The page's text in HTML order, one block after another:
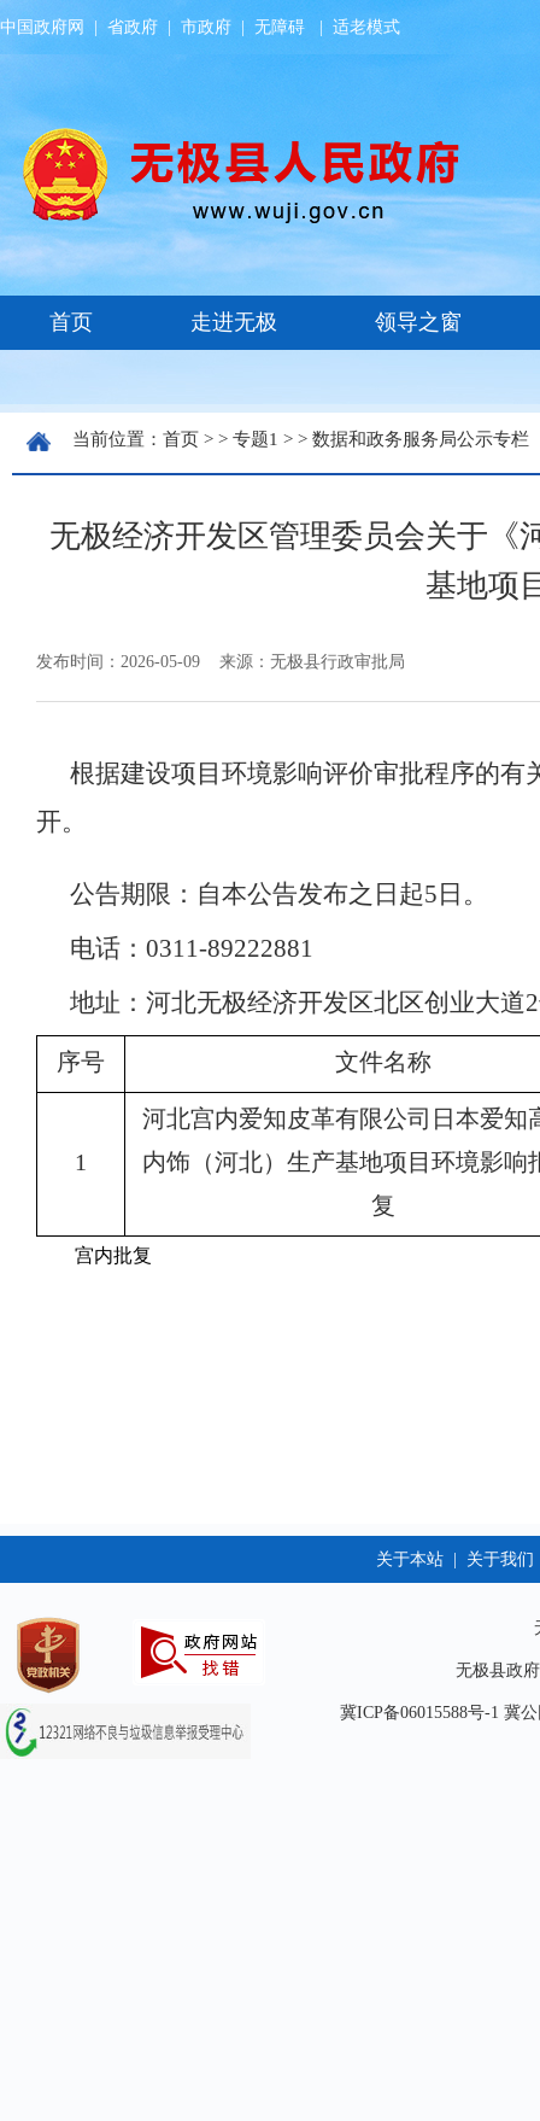
中国政府网 省政府 市政府 无障碍 适老模式
当前位置： 首页 > > 专题1 > > 数据和政务服务局公示专栏
无极经济开发区管理委员会关于《
基地项
发布时间：2026-05-09 来源：无极县行政审批局
根据建设项目环境影响评价审批程序的
开。
公告期限：自本公告发布之日起5日。
电话： 0311-89222881
地址： 河北无极经济开发区北区创业大道
序号 文件名称
1
河北宫内爱知皮革有限公司日本爱知
内饰（河北）生产基地项目 环境影响
复
宫内批复